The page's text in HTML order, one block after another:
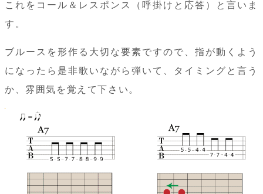
これをコール＆レスポンス（呼掛けと応答）と言いま
す。
ブルースを形作る大切な要素ですので、指が動くよう
になったら是非歌いながら弾いて、タイミングと言う
か、雰囲気を覚えて下さい。